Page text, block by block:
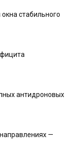
стабильного
антидроновых
—